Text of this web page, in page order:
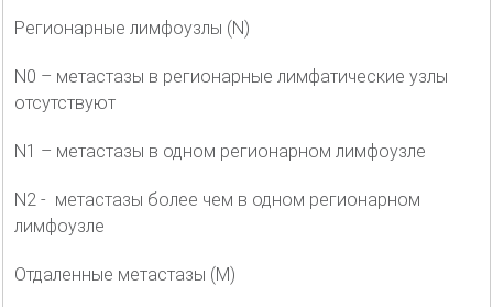
Регионарные лимфоузлы (N)
N0 – метастазы в регионарные лимфатические узлы
отсутствуют
N1 – метастазы в одном регионарном лимфоузле
N2 - метастазы более чем в одном регионарном
лимфоузле
Отдаленные метастазы (M)